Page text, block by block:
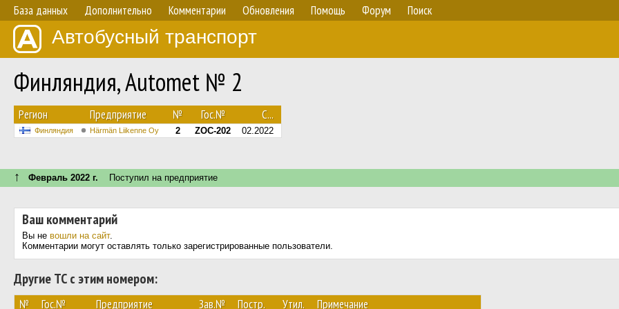
База данных Дополнительно Комментарии Обновления Помощь Форум Поиск
Автобусный транспорт
Финляндия, Automet № 2
Регион Предприятие № Гос.№ С...
Финляндия Härmän Liikenne Oy 2 ZOC-202 02.2022
↑ Февраль 2022 г. Поступил на предприятие
Ваш комментарий
Вы не вошли на сайт.
Комментарии могут оставлять только зарегистрированные пользователи.
Другие ТС с этим номером:
№ Гос.№ Предприятие Зав.№ Постр. Утил. Примечание